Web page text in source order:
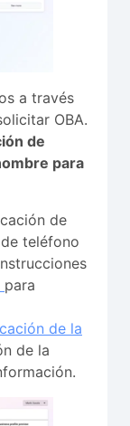
a través
OBA.
de
para
de
teléfono
para
de la
de la